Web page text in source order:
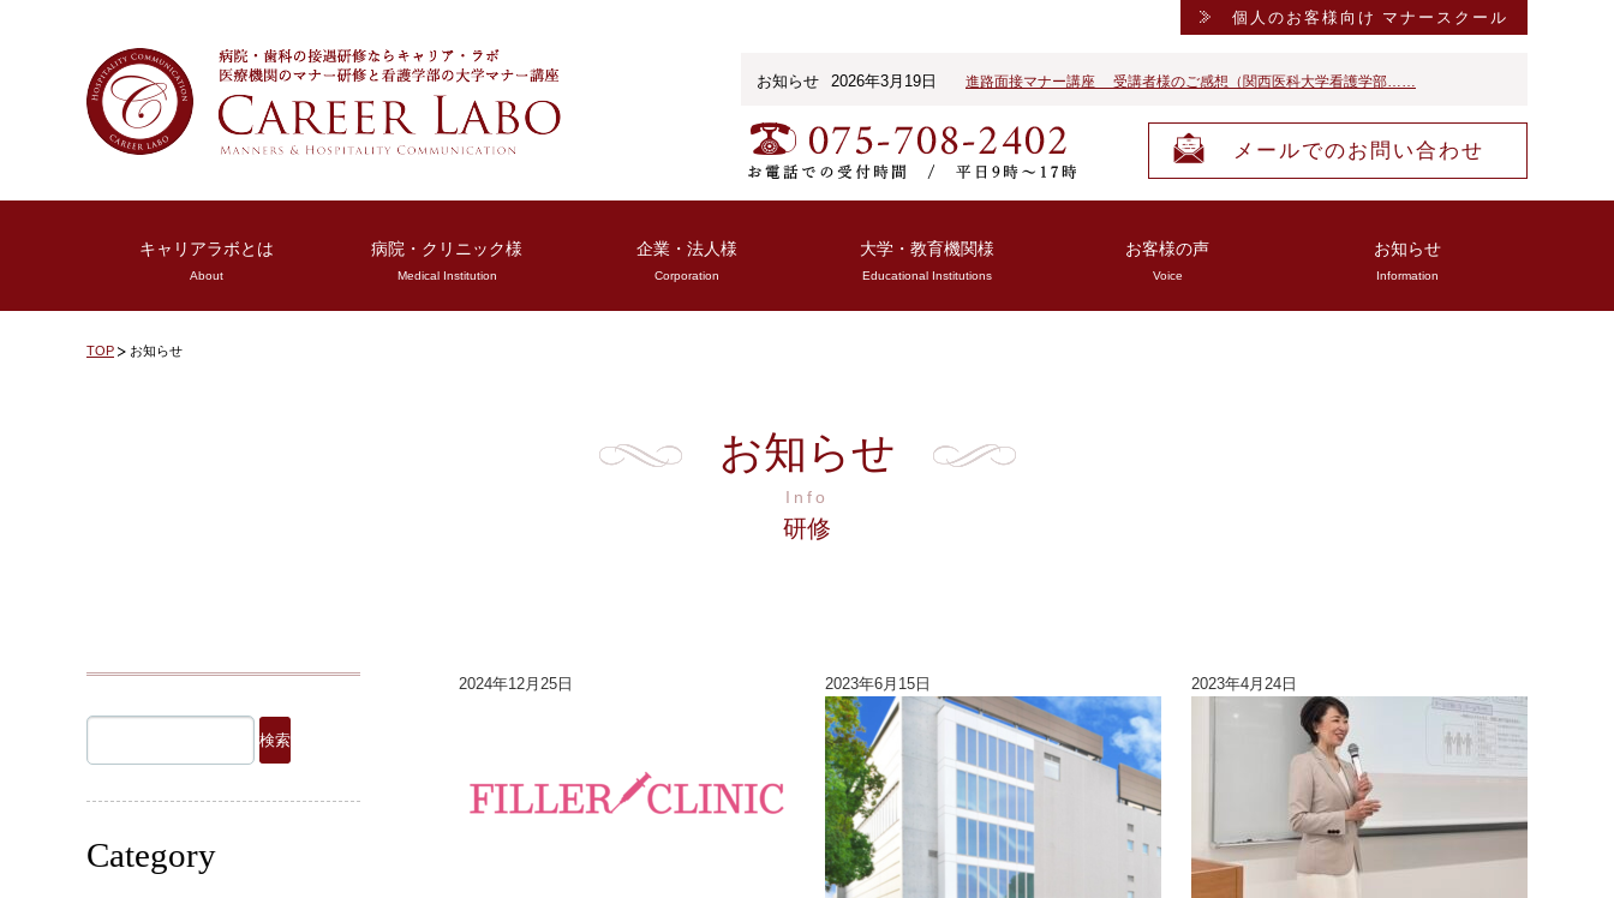
個人のお客様向け マナースクール
お知らせ
医療接遇コミュニケーション研修 受講者様のご感想（医療法人……
2026年3月19日 進路面接マナー講座 受講者様のご感想（関西医科大学看護学部……
メールでのお問い合わせ
キャリアラボとは
About
病院・クリニック様
Medical Institution
企業・法人様
Corporation
大学・教育機関様
Educational Institutions
お客様の声
Voice
お知らせ
Information
TOP お知らせ
お知らせ
Info
研修
2024年12月25日 2023年6月15日 2023年4月24日
索:
Category